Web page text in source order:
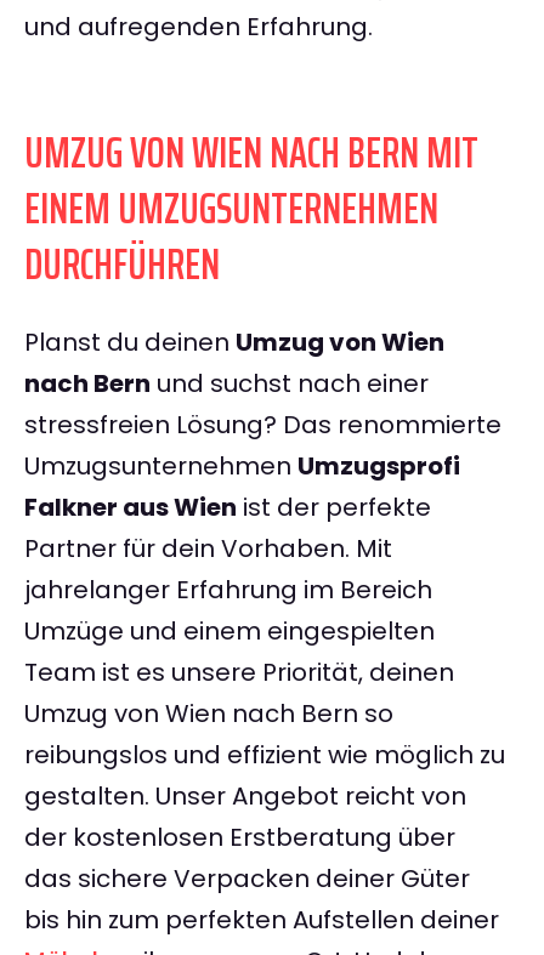
und aufregenden Erfahrung.
UMZUG VON WIEN NACH BERN MIT
EINEM UMZUGSUNTERNEHMEN
DURCHFÜHREN
Planst du deinen Umzug von Wien
nach Bern und suchst nach einer
stressfreien Lösung? Das renommierte
Umzugsunternehmen Umzugsprofi
Falkner aus Wien ist der perfekte
Partner für dein Vorhaben. Mit
jahrelanger Erfahrung im Bereich
Umzüge und einem eingespielten
Team ist es unsere Priorität, deinen
Umzug von Wien nach Bern so
reibungslos und effizient wie möglich zu
gestalten. Unser Angebot reicht von
der kostenlosen Erstberatung über
das sichere Verpacken deiner Güter
bis hin zum perfekten Aufstellen deiner